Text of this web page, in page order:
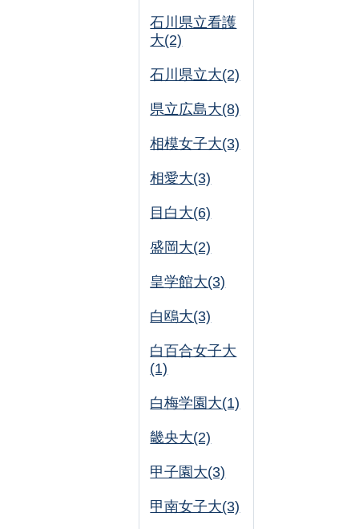
石川県立看護
大(2)
石川県立大(2)
県立広島大(8)
相模女子大(3)
相愛大(3)
目白大(6)
盛岡大(2)
皇学館大(3)
白鴎大(3)
白百合女子大
(1)
白梅学園大(1)
畿央大(2)
甲子園大(3)
甲南女子大(3)